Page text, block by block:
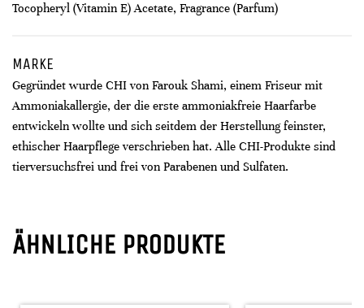
Tocopheryl (Vitamin E) Acetate, Fragrance (Parfum)
MARKE
Gegründet wurde CHI von Farouk Shami, einem Friseur mit
Ammoniakallergie, der die erste ammoniakfreie Haarfarbe
entwickeln wollte und sich seitdem der Herstellung feinster,
ethischer Haarpflege verschrieben hat. Alle CHI-Produkte sind
tierversuchsfrei und frei von Parabenen und Sulfaten.
ÄHNLICHE PRODUKTE